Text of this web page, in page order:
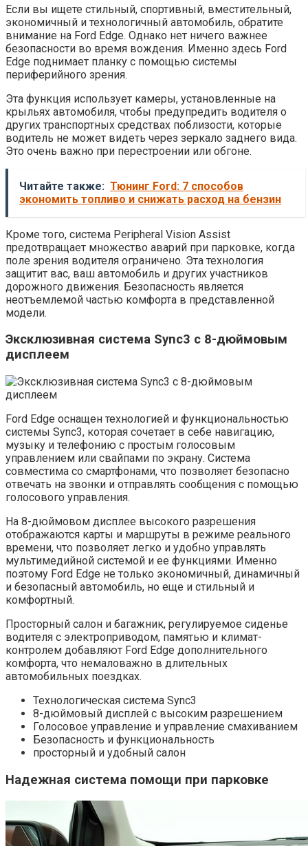
Если вы ищете стильный, спортивный, вместительный,
экономичный и технологичный автомобиль, обратите
внимание на Ford Edge. Однако нет ничего важнее
безопасности во время вождения. Именно здесь Ford
Edge поднимает планку с помощью системы
периферийного зрения.
Эта функция использует камеры, установленные на
крыльях автомобиля, чтобы предупредить водителя о
других транспортных средствах поблизости, которые
водитель не может видеть через зеркало заднего вида.
Это очень важно при перестроении или обгоне.
Читайте также: Тюнинг Ford: 7 способов
экономить топливо и снижать расход на бензин
Кроме того, система Peripheral Vision Assist
предотвращает множество аварий при парковке, когда
поле зрения водителя ограничено. Эта технология
защитит вас, ваш автомобиль и других участников
дорожного движения. Безопасность является
неотъемлемой частью комфорта в представленной
модели.
Эксклюзивная система Sync3 с 8-дюймовым
дисплеем
Ford Edge оснащен технологией и функциональностью
системы Sync3, которая сочетает в себе навигацию,
музыку и телефонию с простым голосовым
управлением или свайпами по экрану. Система
совместима со смартфонами, что позволяет безопасно
отвечать на звонки и отправлять сообщения с помощью
голосового управления.
На 8-дюймовом дисплее высокого разрешения
отображаются карты и маршруты в режиме реального
времени, что позволяет легко и удобно управлять
мультимедийной системой и ее функциями. Именно
поэтому Ford Edge не только экономичный, динамичный
и безопасный автомобиль, но еще и стильный и
комфортный.
Просторный салон и багажник, регулируемое сиденье
водителя с электроприводом, памятью и климат-
контролем добавляют Ford Edge дополнительного
комфорта, что немаловажно в длительных
автомобильных поездках.
Технологическая система Sync3
8-дюймовый дисплей с высоким разрешением
Голосовое управление и управление смахиванием
Безопасность и функциональность
просторный и удобный салон
Надежная система помощи при парковке